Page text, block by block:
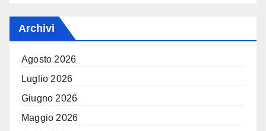
Archivi
Agosto 2026
Luglio 2026
Giugno 2026
Maggio 2026